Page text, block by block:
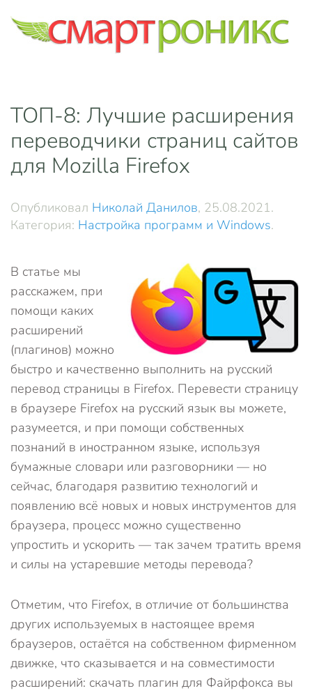
Skip to main content
ТОП-8: Лучшие расширения
переводчики страниц сайтов
для Mozilla Firefox
Опубликовал Николай Данилов, 25.08.2021.
Категория: Настройка программ и Windows.
В статье мы
расскажем, при
помощи каких
расширений
(плагинов) можно
быстро и качественно выполнить на русский
перевод страницы в Firefox. Перевести страницу
в браузере Firefox на русский язык вы можете,
разумеется, и при помощи собственных
познаний в иностранном языке, используя
бумажные словари или разговорники — но
сейчас, благодаря развитию технологий и
появлению всё новых и новых инструментов для
браузера, процесс можно существенно
упростить и ускорить — так зачем тратить время
и силы на устаревшие методы перевода?
Отметим, что Firefox, в отличие от большинства
других используемых в настоящее время
браузеров, остаётся на собственном фирменном
движке, что сказывается и на совместимости
расширений: скачать плагин для Файрфокса вы